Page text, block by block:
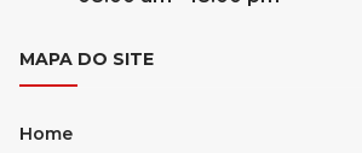
MAPA DO SITE
Home